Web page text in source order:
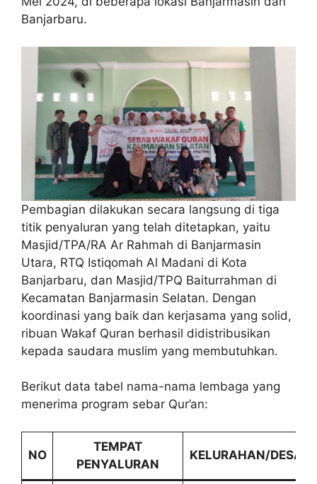
Banjarbaru.
Pembagian dilakukan secara langsung di tiga
titik penyaluran yang telah ditetapkan, yaitu
Masjid/TPA/RA Ar Rahmah di Banjarmasin
Utara, RTQ Istiqomah Al Madani di Kota
Banjarbaru, dan Masjid/TPQ Baiturrahman di
Kecamatan Banjarmasin Selatan. Dengan
koordinasi yang baik dan kerjasama yang solid,
ribuan Wakaf Quran berhasil didistribusikan
kepada saudara muslim yang membutuhkan.
Berikut data tabel nama-nama lembaga yang
menerima program sebar Qur’an:
NO
TEMPAT
PENYALURAN
KELURAHAN/DESA